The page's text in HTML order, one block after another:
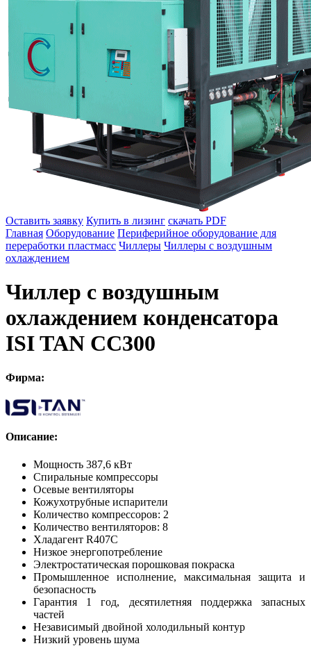
Оставить заявку Купить в лизинг скачать PDF
Главная Оборудование Периферийное оборудование для
переработки пластмасс Чиллеры Чиллеры с воздушным
охлаждением
Чиллер с воздушным
охлаждением конденсатора
ISI TAN СС300
Фирма:
Описание:
Мощность 387,6 кВт
Спиральные компрессоры
Осевые вентиляторы
Кожухотрубные испарители
Количество компрессоров: 2
Количество вентиляторов: 8
Хладагент R407C
Низкое энергопотребление
Электростатическая порошковая покраска
Промышленное исполнение, максимальная защита и
безопасность
Гарантия 1 год, десятилетняя поддержка запасных
частей
Независимый двойной холодильный контур
Низкий уровень шума